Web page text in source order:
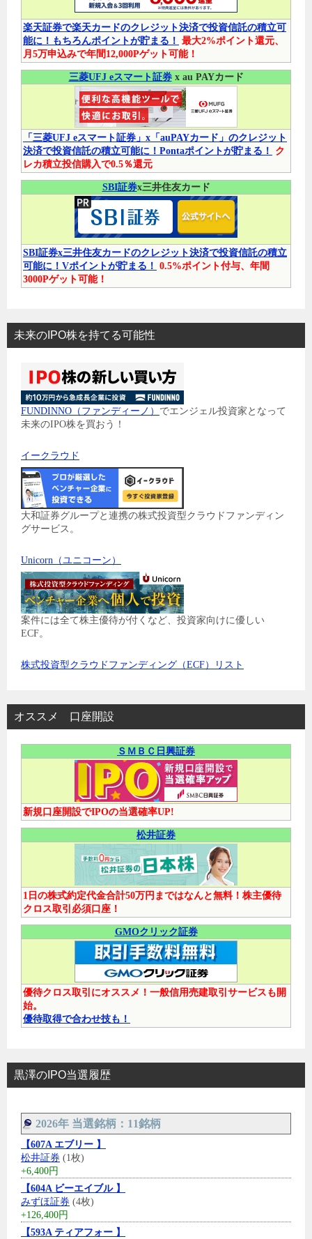
楽天証券で楽天カードのクレジット決済で投資信託の積立可
能に！もちろんポイントが貯まる！ 最大2%ポイント還元、
月5万申込みで年間12,000Pゲット可能！
三菱UFJ eスマート証券x au PAYカード
「三菱UFJ eスマート証券」x「auPAYカード」のクレジット
決済で投資信託の積立可能に！Pontaポイントが貯まる！
ク
レカ積立投信購入で0.5％還元
SBI証券x三井住友カード
SBI証券x三井住友カードのクレジット決済で投資信託の積立
可能に！Vポイントが貯まる！ 0.5%ポイント付与、年間
3000Pゲット可能！
未来のIPO株を持てる可能性
FUNDINNO（ファンディーノ） でエンジェル投資家となって
未来のIPO株を買おう！
イークラウド
大和証券グループと連携の株式投資型クラウドファンディン
グサービス。
Unicorn（ユニコーン）
案件には全て株主優待が付くなど、投資家向けに優しい
ECF。
株式投資型クラウドファンディング（ECF）リスト
オススメ 口座開設
ＳＭＢＣ日興証券
新規口座開設でIPOの当選確率UP!
松井証券
1日の株式約定代金合計50万円まではなんと無料！株主優待
クロス取引必須口座！
GMOクリック証券
優待クロス取引にオススメ！一般信用売建取引サービスも開
始。
優待取得で合わせ技も！
黒澤のIPO当選履歴
2026年 当選銘柄：11銘柄
【607A エブリー 】
松井証券 (1枚)
+6,400円
【604A ビーエイブル 】
みずほ証券 (4枚)
+126,400円
【593A ティアフォー 】